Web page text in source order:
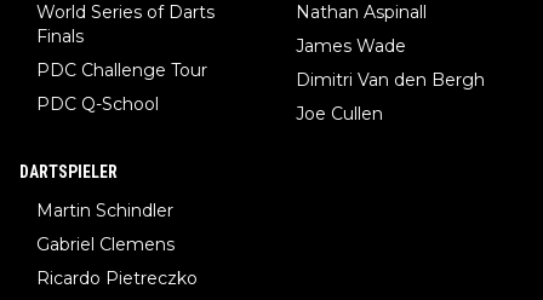
World Series of Darts
Finals
PDC Challenge Tour
PDC Q-School
Nathan Aspinall
James Wade
Dimitri Van den Bergh
Joe Cullen
DARTSPIELER
Martin Schindler
Gabriel Clemens
Ricardo Pietreczko